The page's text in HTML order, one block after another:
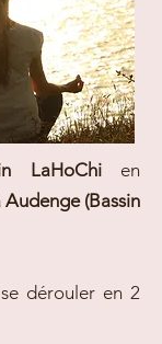
LaHoChien
(Bassin
dérouler en 2